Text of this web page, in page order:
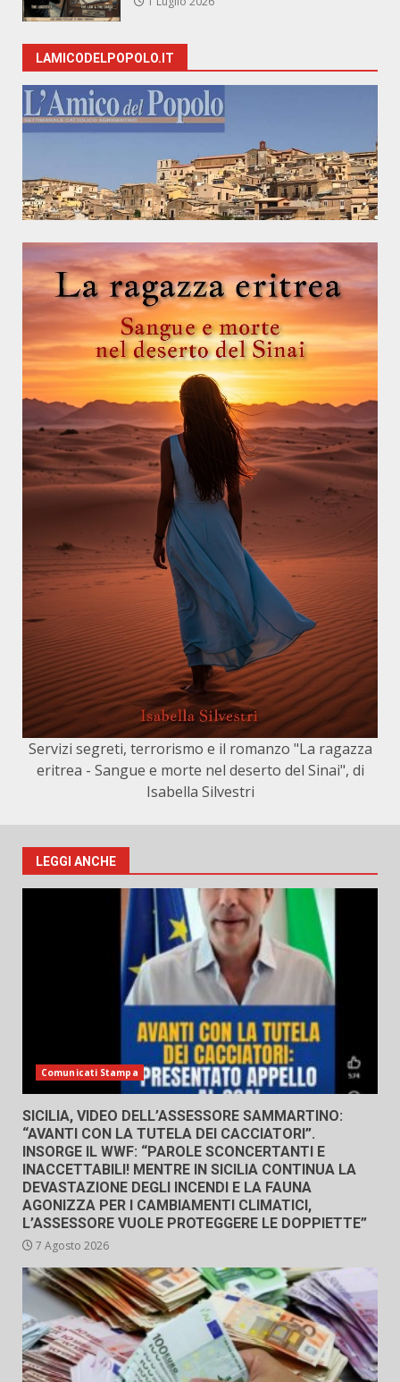
LAMICODELPOPOLO.IT
Servizi segreti, terrorismo e il romanzo "La ragazza
eritrea - Sangue e morte nel deserto del Sinai", di
Isabella Silvestri
LEGGI ANCHE
Comunicati Stampa
SICILIA, VIDEO DELL’ASSESSORE SAMMARTINO:
“AVANTI CON LA TUTELA DEI CACCIATORI”.
INSORGE IL WWF: “PAROLE SCONCERTANTI E
INACCETTABILI! MENTRE IN SICILIA CONTINUA LA
DEVASTAZIONE DEGLI INCENDI E LA FAUNA
AGONIZZA PER I CAMBIAMENTI CLIMATICI,
L’ASSESSORE VUOLE PROTEGGERE LE DOPPIETTE”
7 Agosto 2026